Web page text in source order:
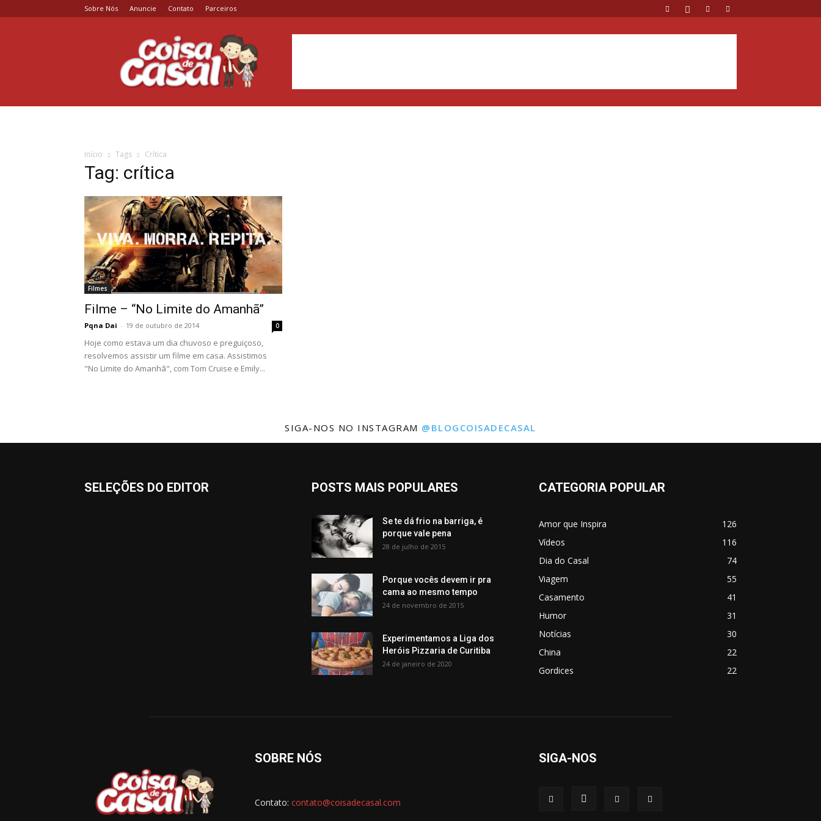
Sobre Nós Anuncie Contato Parceiros
Casal
Início Tags Crítica
Tag: crítica
Filmes
Filme – “No Limite do Amanhã”
Pqna Dai - 19 de outubro de 2014 0
Hoje como estava um dia chuvoso e preguiçoso,
resolvemos assistir um filme em casa. Assistimos
"No Limite do Amanhã", com Tom Cruise e Emily...
SIGA-NOS NO INSTAGRAM @BLOGCOISADECASAL
SELEÇÕES DO EDITOR POSTS MAIS POPULARES
Se te dá frio na barriga, é
porque vale pena
28 de julho de 2015
Porque vocês devem ir pra
cama ao mesmo tempo
24 de novembro de 2015
Experimentamos a Liga dos
Heróis Pizzaria de Curitiba
24 de janeiro de 2020
CATEGORIA POPULAR
Amor que Inspira
126
Vídeos
116
Dia do Casal
74
Viagem
55
Casamento
41
Humor
31
Notícias
30
China
22
Gordices
22
SOBRE NÓS
Contato: contato@coisadecasal.com
SIGA-NOS